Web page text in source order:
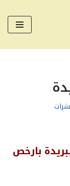
بارخص